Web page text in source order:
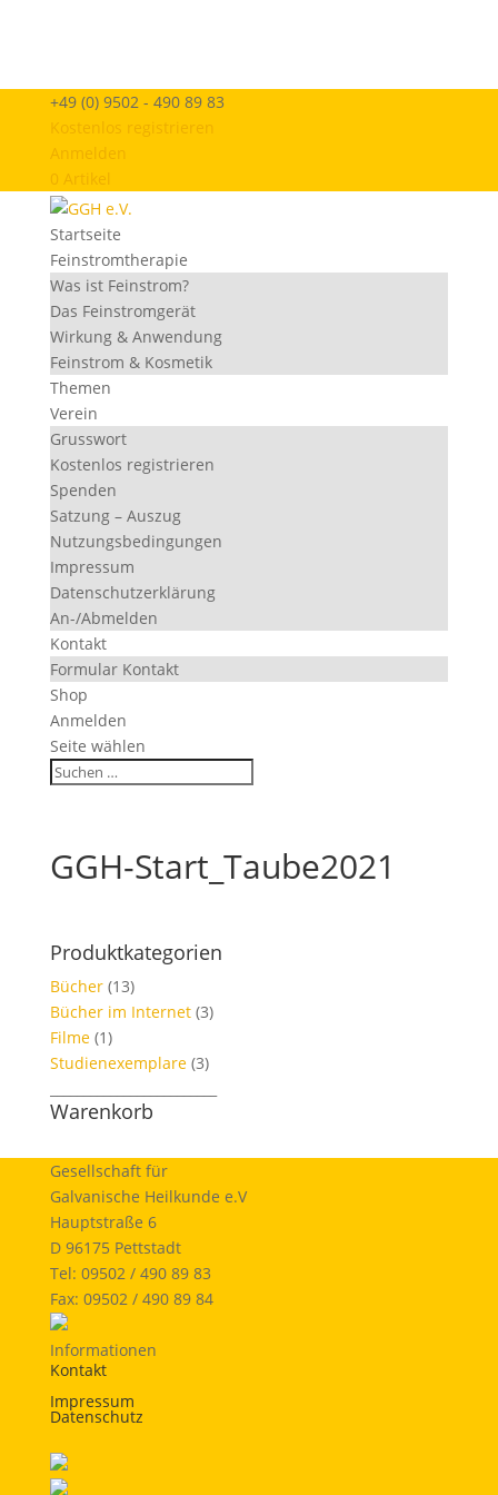
+49 (0) 9502 - 490 89 83
Kostenlos registrieren
Anmelden
0 Artikel
Startseite
Feinstromtherapie
Was ist Feinstrom?
Das Feinstromgerät
Wirkung & Anwendung
Feinstrom & Kosmetik
Themen
Verein
Grusswort
Kostenlos registrieren
Spenden
Satzung – Auszug
Nutzungsbedingungen
Impressum
Datenschutzerklärung
An-/Abmelden
Kontakt
Formular Kontakt
Shop
Anmelden
Seite wählen
GGH-Start_Taube2021
Produktkategorien
Bücher (13)
Bücher im Internet (3)
Filme (1)
Studienexemplare (3)
Warenkorb
Gesellschaft für
Galvanische Heilkunde e.V
Hauptstraße 6
D 96175 Pettstadt
Tel: 09502 / 490 89 83
Fax: 09502 / 490 89 84
Informationen
Kontakt
Impressum
Datenschutz